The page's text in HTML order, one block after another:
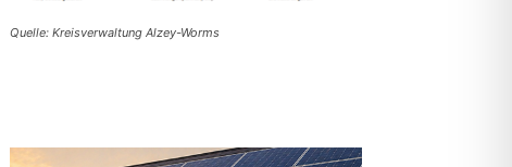
Quelle: Kreisverwaltung Alzey-Worms